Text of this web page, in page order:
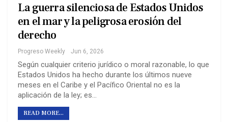
La guerra silenciosa de Estados Unidos
en el mar y la peligrosa erosión del
derecho
Progreso Weekly Jun 6, 2026
Según cualquier criterio jurídico o moral razonable, lo que
Estados Unidos ha hecho durante los últimos nueve
meses en el Caribe y el Pacífico Oriental no es la
aplicación de la ley; es…
READ MORE...